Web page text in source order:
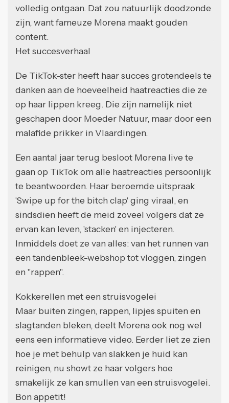
volledig ontgaan. Dat zou natuurlijk doodzonde
zijn, want fameuze Morena maakt gouden
content.
Het succesverhaal
De TikTok-ster heeft haar succes grotendeels te
danken aan de hoeveelheid haatreacties die ze
op haar lippen kreeg. Die zijn namelijk niet
geschapen door Moeder Natuur, maar door een
malafide prikker in Vlaardingen.
Een aantal jaar terug besloot Morena live te
gaan op TikTok om alle haatreacties persoonlijk
te beantwoorden. Haar beroemde uitspraak
'Swipe up for the bitch clap' ging viraal, en
sindsdien heeft de meid zoveel volgers dat ze
ervan kan leven, 'stacken' en injecteren.
Inmiddels doet ze van alles: van het runnen van
een tandenbleek-webshop tot vloggen, zingen
en "rappen".
Kokkerellen met een struisvogelei
Maar buiten zingen, rappen, lipjes spuiten en
slagtanden bleken, deelt Morena ook nog wel
eens een informatieve video. Eerder liet ze zien
hoe je met behulp van slakken je huid kan
reinigen, nu showt ze haar volgers hoe
smakelijk ze kan smullen van een struisvogelei.
Bon appetit!